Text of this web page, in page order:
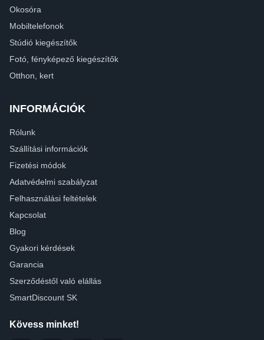
Okosóra
Mobiltelefonok
Stúdió kiegészítők
Fotó, fényképező kiegészítők
Otthon, kert
INFORMÁCIÓK
Rólunk
Szállítási információk
Fizetési módok
Adatvédelmi szabályzat
Felhasználási feltételek
Kapcsolat
Blog
Gyakori kérdések
Garancia
Szerződéstől való elállás
SmartDiscount SK
Kövess minket!